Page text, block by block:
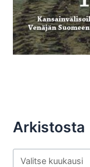
Arkistosta